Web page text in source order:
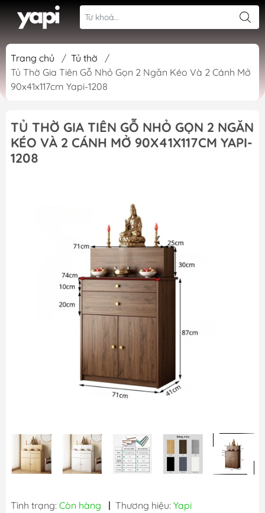
Trang chủ / Tủ thờ
/
Tủ Thờ Gia Tiên Gỗ Nhỏ Gọn 2 Ngăn Kéo Và 2 Cánh Mở
90x41x117cm Yapi-1208
TỦ THỜ GIA TIÊN GỖ NHỎ GỌN 2 NGĂN
KÉO VÀ 2 CÁNH MỞ 90X41X117CM YAPI-
1208
Tình trạng: Còn hàng | Thương hiệu: Yapi